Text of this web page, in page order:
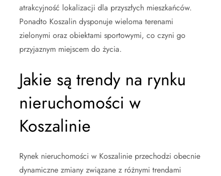
atrakcyjność lokalizacji dla przyszłych mieszkańców.
Ponadto Koszalin dysponuje wieloma terenami
zielonymi oraz obiektami sportowymi, co czyni go
przyjaznym miejscem do życia.
Jakie są trendy na rynku
nieruchomości w
Koszalinie
Rynek nieruchomości w Koszalinie przechodzi obecnie
dynamiczne zmiany związane z różnymi trendami